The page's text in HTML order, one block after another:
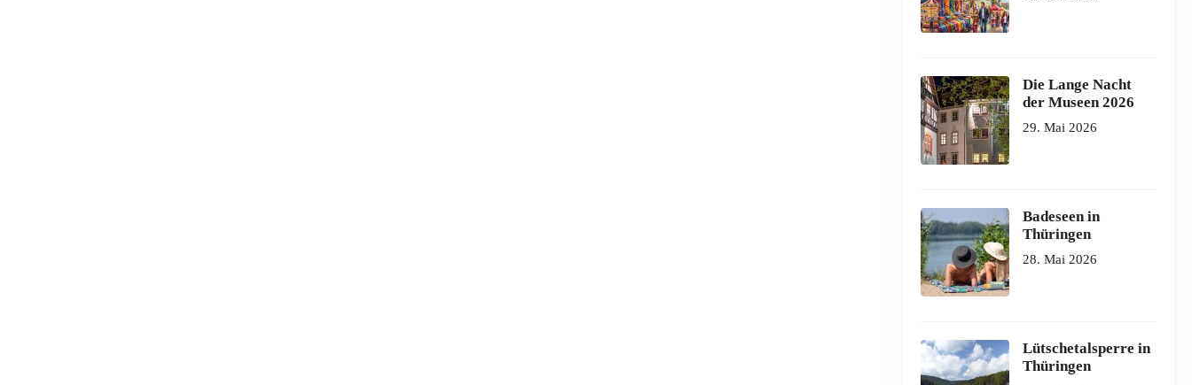
Die Lange Nacht
der Museen 2026
29. Mai 2026
Badeseen in
Thüringen
28. Mai 2026
Lütschetalsperre in
Thüringen